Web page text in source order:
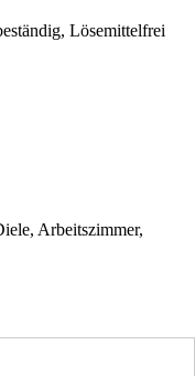
Lösemittelfrei
Arbeitszimmer,